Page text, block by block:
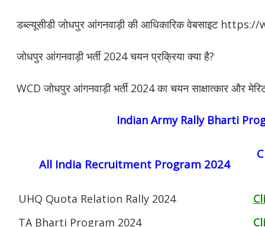
डब्ल्यूसीडी जोधपुर आंगनवाड़ी की आधिकारिक वेबसाइट
जोधपुर आंगनवाड़ी भर्ती 2024 चयन प्रक्रिया क्या है?
WCD जोधपुर आंगनवाड़ी भर्ती 2024 का चयन साक्षात्कार और
Indian Army Rally Bharti
All India Recruitment Program 2024
UHQ Quota Relation Rally 2024
TA Bharti Program 2024